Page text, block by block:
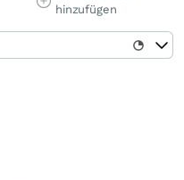
hinzufügen